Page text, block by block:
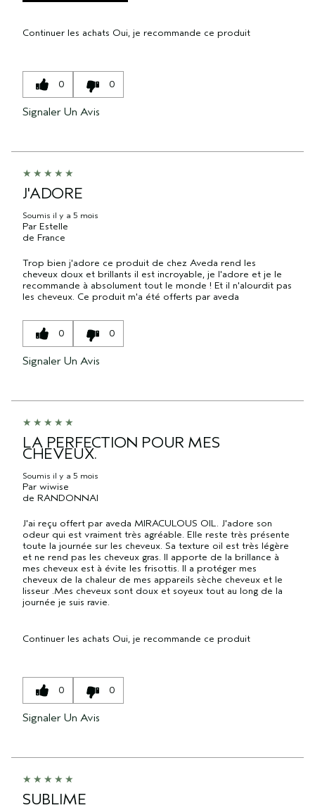
Continuer les achats Oui, je recommande ce produit
0 0
Signaler Un Avis
J'ADORE
Soumis il y a 5 mois
Par Estelle
de France
Trop bien j'adore ce produit de chez Aveda rend les
cheveux doux et brillants il est incroyable, je l'adore et je le
recommande à absolument tout le monde ! Et il n'alourdit pas
les cheveux. Ce produit m'a été offerts par aveda
0 0
Signaler Un Avis
LA PERFECTION POUR MES
CHEVEUX.
Soumis il y a 5 mois
Par wiwise
de RANDONNAI
J'ai reçu offert par aveda MIRACULOUS OIL. J'adore son
odeur qui est vraiment très agréable. Elle reste très présente
toute la journée sur les cheveux. Sa texture oil est très légère
et ne rend pas les cheveux gras. Il apporte de la brillance à
mes cheveux est à évite les frisottis. Il a protéger mes
cheveux de la chaleur de mes appareils sèche cheveux et le
lisseur .Mes cheveux sont doux et soyeux tout au long de la
journée je suis ravie.
Continuer les achats Oui, je recommande ce produit
0 0
Signaler Un Avis
SUBLIME